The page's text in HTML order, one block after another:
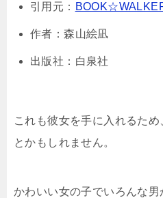
引用元：
作者：森山絵凪
出版社：白泉社
これも彼女を手に入れるた
とかもしれません。
かわいい女の子でいろんな